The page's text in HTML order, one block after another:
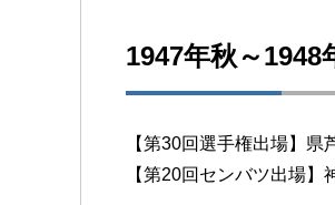
1947年秋～1948
【第30回選手権出場】県
【第20回センバツ出場】